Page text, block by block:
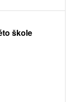
škole